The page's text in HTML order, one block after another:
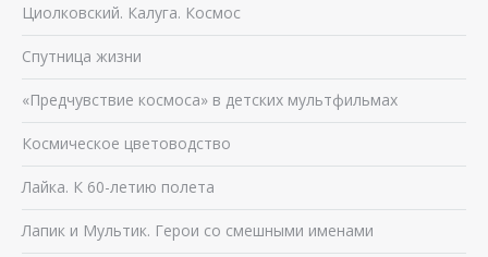
Циолковский. Калуга. Космос
Спутница жизни
«Предчувствие космоса» в детских мультфильмах
Космическое цветоводство
Лайка. К 60-летию полета
Лапик и Мультик. Герои со смешными именами